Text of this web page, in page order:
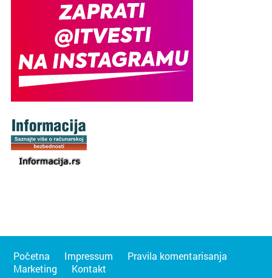
Početna Impressum
Pravila komentarisanja
Marketing
Kontakt